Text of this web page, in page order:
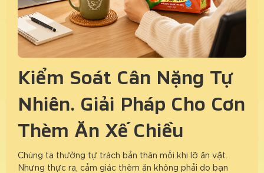
Kiểm Soát Cân Nặng Tự
Nhiên: Giải Pháp Cho Cơn
Thèm Ăn Xế Chiều
Chúng ta thường tự trách bản thân mỗi khi lỡ ăn vặt.
Nhưng thực ra, cảm giác thèm ăn không phải do bạn